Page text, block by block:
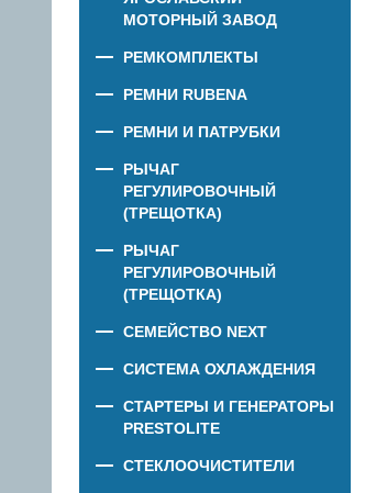
МОТОРНЫЙ ЗАВОД
РЕМКОМПЛЕКТЫ
РЕМНИ RUBENA
РЕМНИ И ПАТРУБКИ
РЫЧАГ
РЕГУЛИРОВОЧНЫЙ
(ТРЕЩОТКА)
РЫЧАГ
РЕГУЛИРОВОЧНЫЙ
(ТРЕЩОТКА)
СЕМЕЙСТВО NEXT
СИСТЕМА ОХЛАЖДЕНИЯ
СТАРТЕРЫ И ГЕНЕРАТОРЫ
PRESTOLITE
СТЕКЛООЧИСТИТЕЛИ